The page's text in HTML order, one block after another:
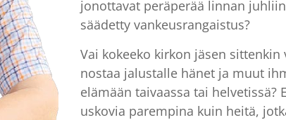
jonottavat peräperää linnan
säädetty vankeusrangaistus?
Vai kokeeko kirkon jäsen
nostaa jalustalle hänet ja muut
elämään taivaassa tai
uskovia parempina kuin heitä,